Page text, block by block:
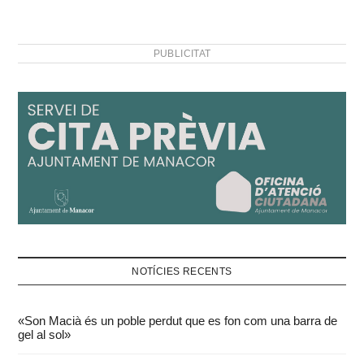
PUBLICITAT
NOTÍCIES RECENTS
«Son Macià és un poble perdut que es fon com una barra de
gel al sol»